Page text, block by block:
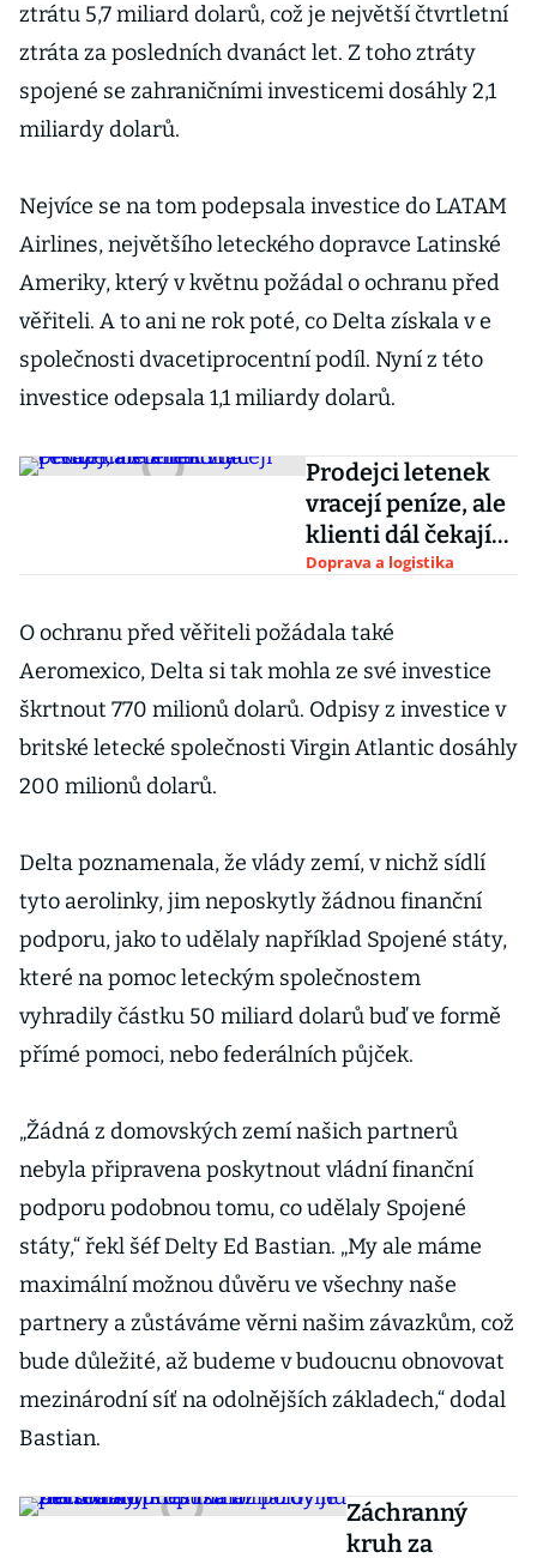
ztrátu 5,7 miliard dolarů, což je největší čtvrtletní
ztráta za posledních dvanáct let. Z toho ztráty
spojené se zahraničními investicemi dosáhly 2,1
miliardy dolarů.
Nejvíce se na tom podepsala investice do LATAM
Airlines, největšího leteckého dopravce Latinské
Ameriky, který v květnu požádal o ochranu před
věřiteli. A to ani ne rok poté, co Delta získala v e
společnosti dvacetiprocentní podíl. Nyní z této
investice odepsala 1,1 miliardy dolarů.
Prodejci letenek
vracejí peníze, ale
klienti dál čekají
na stamiliony
Doprava a logistika
O ochranu před věřiteli požádala také
Aeromexico, Delta si tak mohla ze své investice
škrtnout 770 milionů dolarů. Odpisy z investice v
britské letecké společnosti Virgin Atlantic dosáhly
200 milionů dolarů.
Delta poznamenala, že vlády zemí, v nichž sídlí
tyto aerolinky, jim neposkytly žádnou finanční
podporu, jako to udělaly například Spojené státy,
které na pomoc leteckým společnostem
vyhradily částku 50 miliard dolarů buď ve formě
přímé pomoci, nebo federálních půjček.
„Žádná z domovských zemí našich partnerů
nebyla připravena poskytnout vládní finanční
podporu podobnou tomu, co udělaly Spojené
státy,“ řekl šéf Delty Ed Bastian. „My ale máme
maximální možnou důvěru ve všechny naše
partnery a zůstáváme věrni našim závazkům, což
bude důležité, až budeme v budoucnu obnovovat
mezinárodní síť na odolnějších základech,“ dodal
Bastian.
Záchranný
kruh za